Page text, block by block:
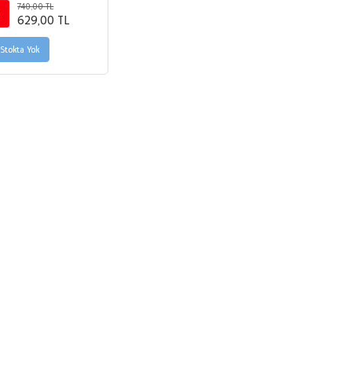
740,00 TL
629,00 TL
Stokta Yok